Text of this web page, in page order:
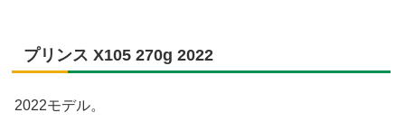
プリンス X105 270g 2022
2022モデル。